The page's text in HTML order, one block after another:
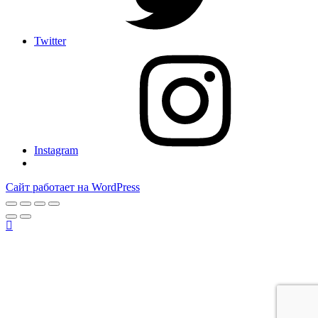
Twitter
Instagram
Сайт работает на WordPress